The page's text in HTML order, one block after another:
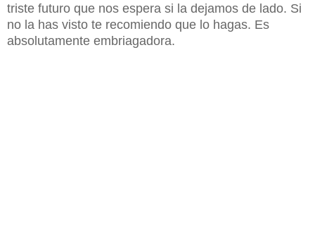
triste futuro que nos espera si la dejamos de lado. Si
no la has visto te recomiendo que lo hagas. Es
absolutamente embriagadora.